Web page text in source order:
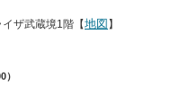
ザ武蔵境1階【地図 】
）